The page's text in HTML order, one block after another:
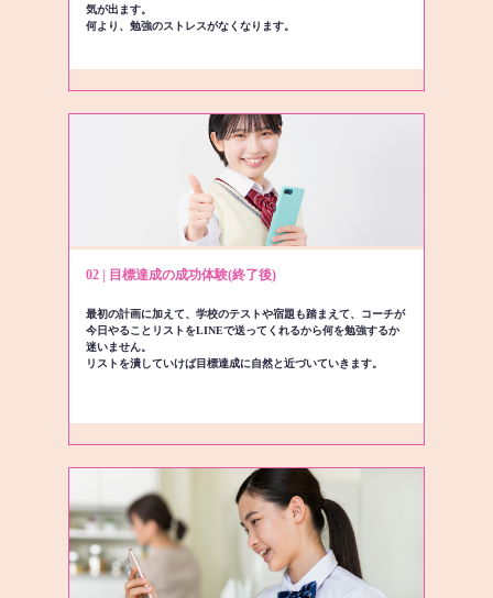
気が出ます。
何より、勉強のストレスがなくなります。
02 | 目標達成の成功体験(終了後)
最初の計画に加えて、学校のテストや宿題も踏まえて、コーチが
今日やることリストをLINEで送ってくれるから何を勉強するか
迷いません。
リストを潰していけば目標達成に自然と近づいていきます。